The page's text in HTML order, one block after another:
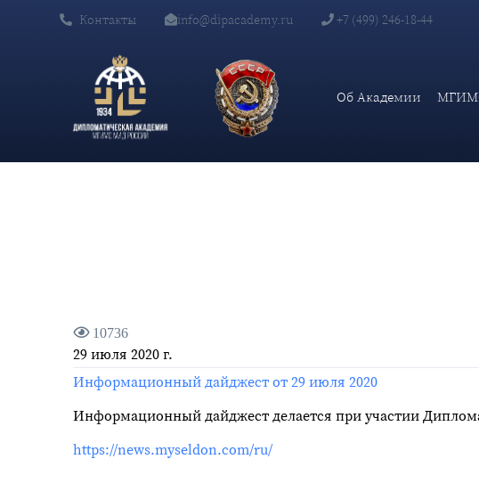
Контакты info@dipacademy.ru +7 (499) 246-18-44
Об Академии
Новости и Мероприятия Коронавирус: ситуация в России и в
10736
29 июля 2020 г.
Информационный дайджест от 29 июля 2020
Информационный дайджест делается при участии
https://news.myseldon.com/ru/